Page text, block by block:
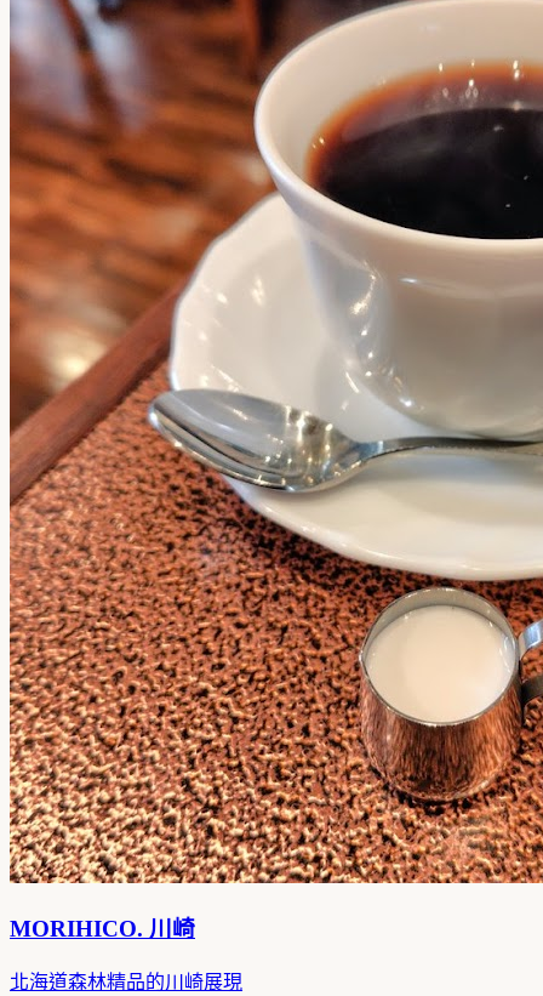
MORIHICO. 川崎
北海道森林精品的川崎展現